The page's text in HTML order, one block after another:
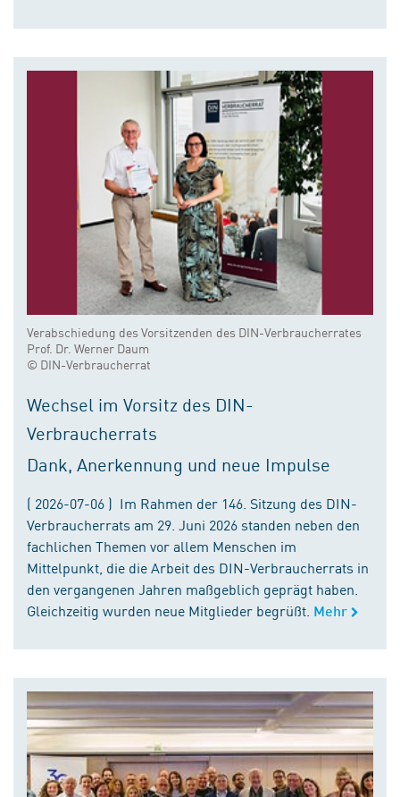
Verabschiedung des Vorsitzenden des DIN-Verbraucherrates
Prof. Dr. Werner Daum
© DIN-Verbraucherrat
Wechsel im Vorsitz des DIN-
Verbraucherrats
Dank, Anerkennung und neue Impulse
( 2026-07-06 ) Im Rahmen der 146. Sitzung des DIN-
Verbraucherrats am 29. Juni 2026 standen neben den
fachlichen Themen vor allem Menschen im
Mittelpunkt, die die Arbeit des DIN-Verbraucherrats in
den vergangenen Jahren maßgeblich geprägt haben.
Gleichzeitig wurden neue Mitglieder begrüßt. Mehr